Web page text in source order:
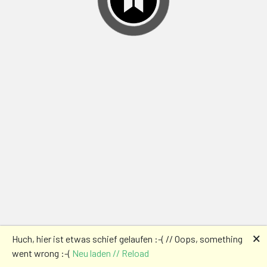
Huch, hier ist etwas schief gelaufen :-( // Oops, something
went wrong :-( Neu laden // Reload
🗙